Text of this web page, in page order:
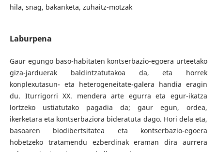
hila, snag, bakanketa, zuhaitz-motzak
Laburpena
Gaur egungo baso-habitaten kontserbazio-egoera urteetako
giza-jarduerak baldintzatutakoa da, eta horrek
konplexutasun- eta heterogeneitate-galera handia eragin
du. Iturrigorri XX. mendera arte egurra eta egur-ikatza
lortzeko ustiatutako pagadia da; gaur egun, ordea,
ikerketara eta kontserbaziora bideratuta dago. Hori dela eta,
basoaren biodibertsitatea eta kontserbazio-egoera
hobetzeko tratamendu ezberdinak eraman dira aurrera